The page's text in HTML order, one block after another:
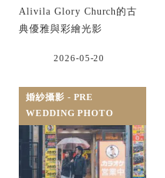
Alivila Glory Church的古
典優雅與彩繪光影
2026-05-20
婚紗攝影 - PRE
WEDDING PHOTO